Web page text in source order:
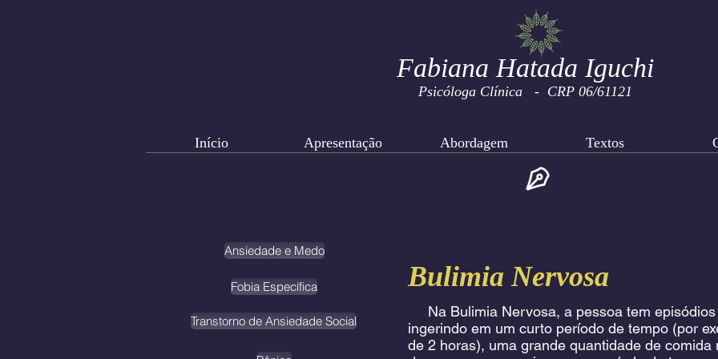
Fabiana Hatada Iguchi
Psicóloga Clínica - CRP 06/61121
Início Apresentação Abordagem Textos
Ansiedade e Medo
Fobia Específica
Transtorno de Ansiedade Social
Bulimia Nervosa
Na Bulimia Nervosa, a pessoa tem episódios
ingerindo em um curto período de tempo (por
de 2 horas), uma grande quantidade de